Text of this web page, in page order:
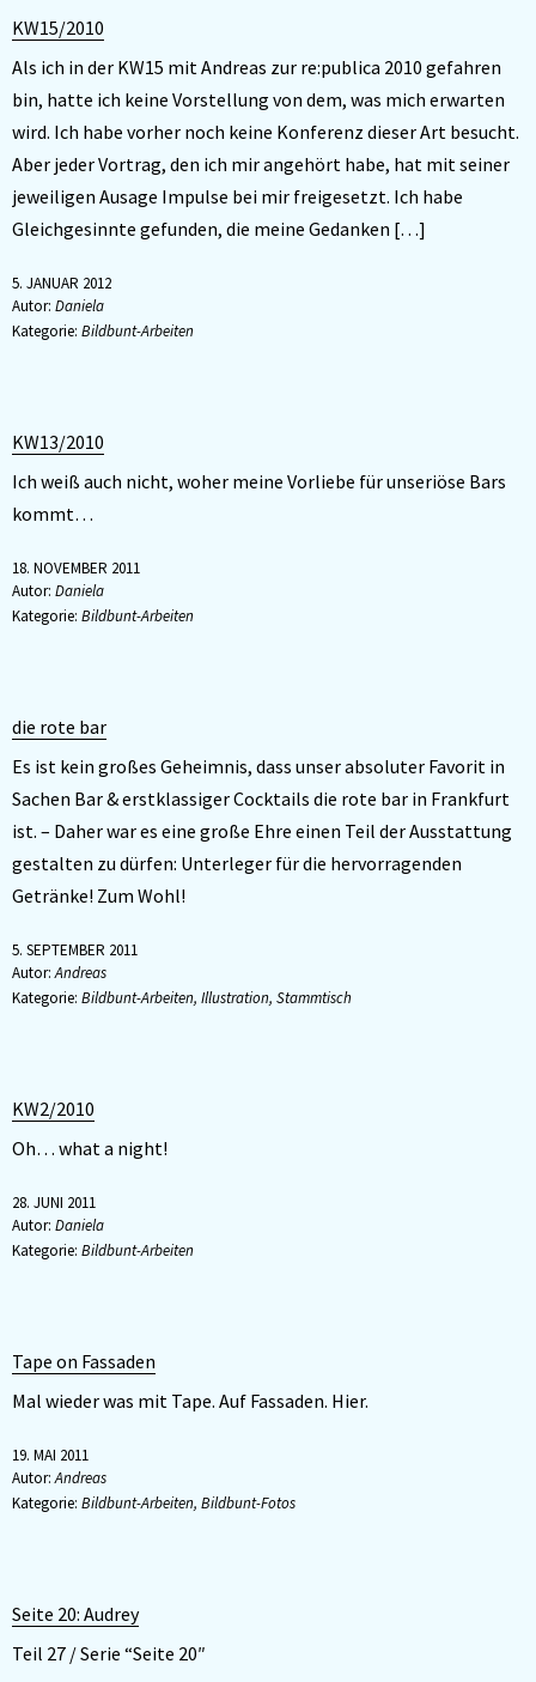
KW15/2010
Als ich in der KW15 mit Andreas zur re:publica 2010 gefahren
bin, hatte ich keine Vorstellung von dem, was mich erwarten
wird. Ich habe vorher noch keine Konferenz dieser Art besucht.
Aber jeder Vortrag, den ich mir angehört habe, hat mit seiner
jeweiligen Ausage Impulse bei mir freigesetzt. Ich habe
Gleichgesinnte gefunden, die meine Gedanken […]
5. JANUAR 2012
Autor: Daniela
Kategorie: Bildbunt-Arbeiten
KW13/2010
Ich weiß auch nicht, woher meine Vorliebe für unseriöse Bars
kommt…
18. NOVEMBER 2011
Autor: Daniela
Kategorie: Bildbunt-Arbeiten
die rote bar
Es ist kein großes Geheimnis, dass unser absoluter Favorit in
Sachen Bar & erstklassiger Cocktails die rote bar in Frankfurt
ist. – Daher war es eine große Ehre einen Teil der Ausstattung
gestalten zu dürfen: Unterleger für die hervorragenden
Getränke! Zum Wohl!
5. SEPTEMBER 2011
Autor:Andreas
Kategorie: Bildbunt-Arbeiten, Illustration, Stammtisch
KW2/2010
Oh… what a night!
28. JUNI 2011
Autor: Daniela
Kategorie: Bildbunt-Arbeiten
Tape on Fassaden
Mal wieder was mit Tape. Auf Fassaden. Hier.
19. MAI 2011
Autor:Andreas
Kategorie: Bildbunt-Arbeiten, Bildbunt-Fotos
Seite 20: Audrey
Teil 27 / Serie “Seite 20″